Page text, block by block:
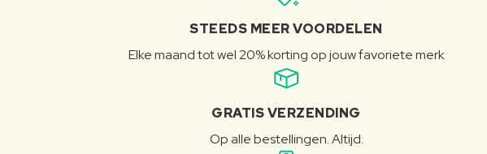
STEEDS MEER VOORDELEN
Elke maand tot wel 20% korting op jouw favoriete merk
GRATIS VERZENDING
Op alle bestellingen. Altijd.